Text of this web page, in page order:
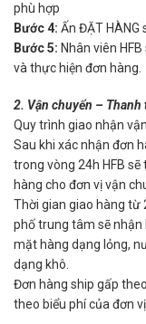
phù hợp
Bước 4: Ấn ĐẶT HÀNG
Bước 5: Nhân viên
và thực hiện đơn hàng.
2. Vận chuyển – Thanh
Quy trình giao nhận
Sau khi xác nhận đơn
trong vòng 24h HFB
hàng cho đơn vị vận
Thời gian giao hàng từ
phố trung tâm sẽ nhận
mặt hàng dạng lỏng,
dạng khô.
Đơn hàng ship gấp
theo biểu phí của đơn